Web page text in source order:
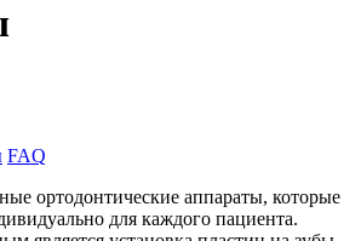
FAQ
ортодонтические аппараты, которые
для каждого пациента.